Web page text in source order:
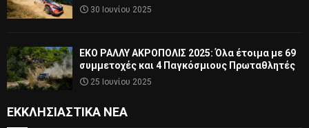
30 Ιουνίου 2025
ΕΚΟ ΡΑΛΛΥ ΑΚΡΟΠΟΛΙΣ 2025: Όλα έτοιμα με 69
συμμετοχές και 4 Παγκόσμιους Πρωταθλητές
25 Ιουνίου 2025
ΕΚΚΛΗΣΙΑΣΤΙΚΆ ΝΈΑ